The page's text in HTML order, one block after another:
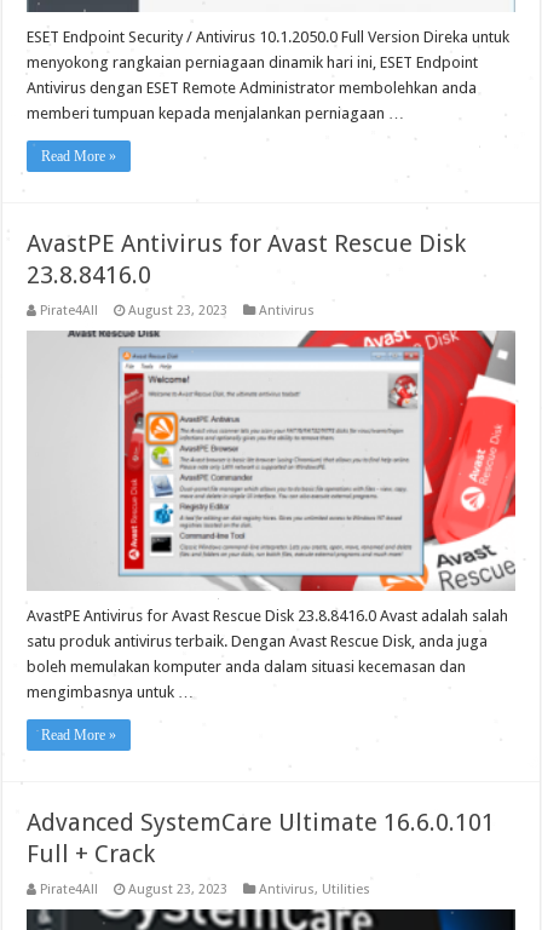
ESET Endpoint Security / Antivirus 10.1.2050.0 Full Version Direka untuk
menyokong rangkaian perniagaan dinamik hari ini, ESET Endpoint
Antivirus dengan ESET Remote Administrator membolehkan anda
memberi tumpuan kepada menjalankan perniagaan …
Read More »
AvastPE Antivirus for Avast Rescue Disk
23.8.8416.0
Pirate4All August 23, 2023 Antivirus
AvastPE Antivirus for Avast Rescue Disk 23.8.8416.0 Avast adalah salah
satu produk antivirus terbaik. Dengan Avast Rescue Disk, anda juga
boleh memulakan komputer anda dalam situasi kecemasan dan
mengimbasnya untuk …
Read More »
Advanced SystemCare Ultimate 16.6.0.101
Full + Crack
Pirate4All August 23, 2023 Antivirus, Utilities